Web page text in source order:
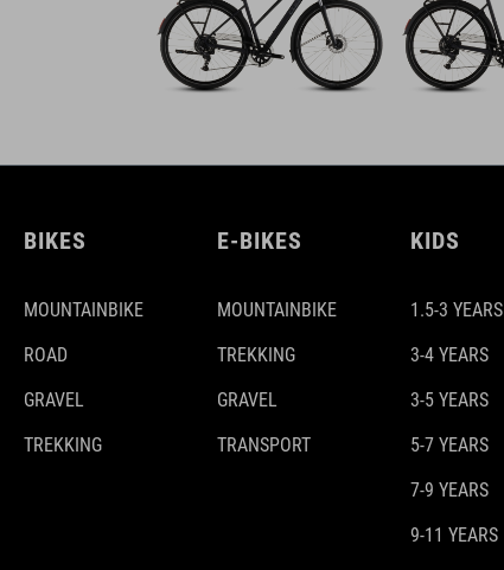
BIKES
MOUNTAINBIKE
ROAD
GRAVEL
TREKKING
E-BIKES
MOUNTAINBIKE
TREKKING
GRAVEL
TRANSPORT
KIDS
1.5-3 YEARS
3-4 YEARS
3-5 YEARS
5-7 YEARS
7-9 YEARS
9-11 YEARS